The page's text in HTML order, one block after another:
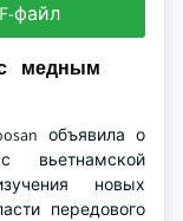
файл
медным
объявила о
вьетнамской
новых
передового